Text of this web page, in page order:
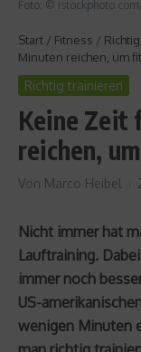
Foto: ©
Start / Fitness /
Minuten reichen, um
Richtig trainieren
Keine Zeit
reichen,
Von Marco Heibel
Nicht immer hat
Lauftraining.
immer noch
US-
wenigen Minuten